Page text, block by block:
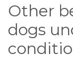
Other
dogs